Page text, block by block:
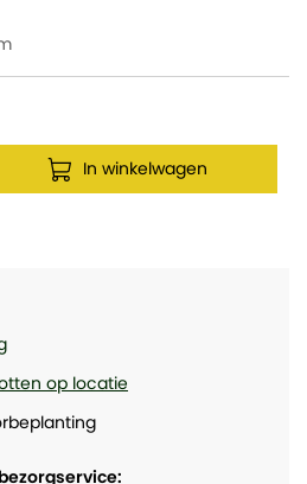
op locatie
elk zakelijk interieur.
In winkelwagen